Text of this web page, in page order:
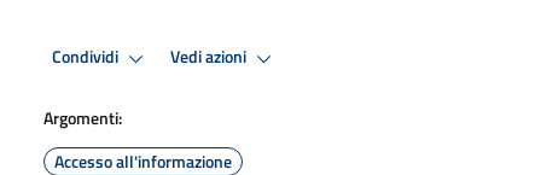
Condividi Vedi azioni
Argomenti:
Accesso all'informazione